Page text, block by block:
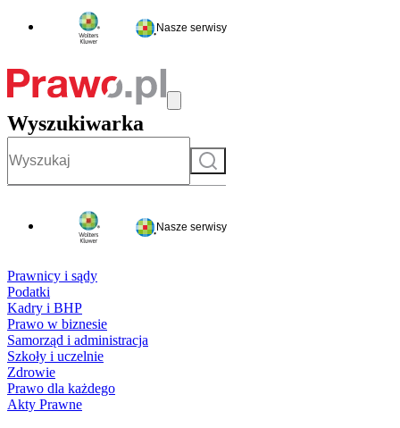
Nasze serwisy
Wyszukiwarka
Szukaj
Nasze serwisy
Prawnicy i sądy
Podatki
Kadry i BHP
Prawo w biznesie
Samorząd i administracja
Szkoły i uczelnie
Zdrowie
Prawo dla każdego
Akty Prawne